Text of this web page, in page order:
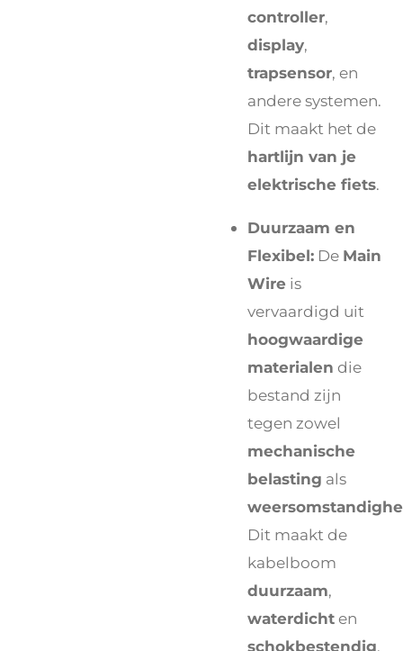
controller,
display,
trapsensor, en
andere systemen.
Dit maakt het de
hartlijn van je
elektrische fiets.
Duurzaam en
Flexibel: De Main
Wire is
vervaardigd uit
hoogwaardige
materialen die
bestand zijn
tegen zowel
mechanische
belasting als
Dit maakt de
kabelboom
duurzaam,
waterdichten
schokbestendig,